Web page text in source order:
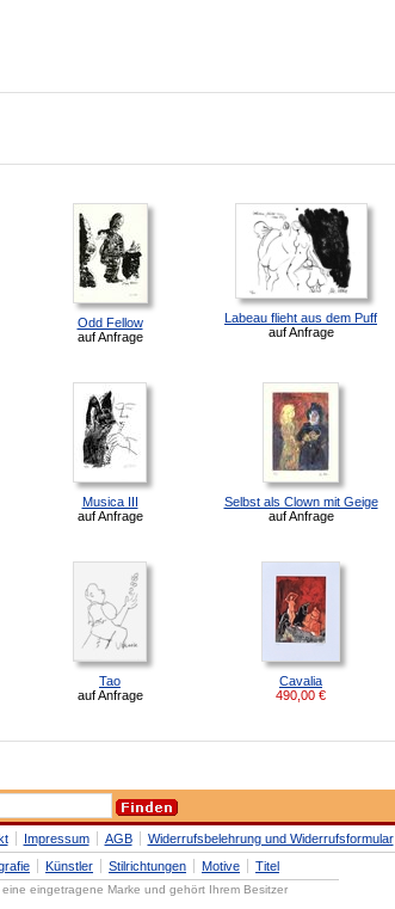
Odd Fellow
auf Anfrage
Labeau flieht aus dem Puff
auf Anfrage
Musica III
auf Anfrage
Selbst als Clown mit Geige
auf Anfrage
Tao
auf Anfrage
Cavalia
490,00 €
Impressum AGB
Widerrufsbelehrung und Widerrufsformular
Künstler Stilrichtungen Motive Titel
eingetragene Marke und gehört Ihrem Besitzer